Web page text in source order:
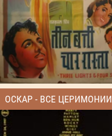
ОСКАР - ВСЕ ЦЕРИМОНИИ